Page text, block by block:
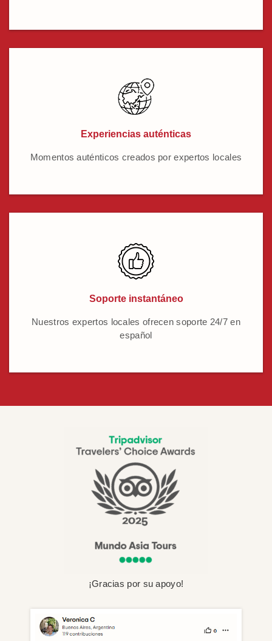
Experiencias auténticas
Momentos auténticos creados por expertos locales
Soporte instantáneo
Nuestros expertos locales ofrecen soporte 24/7 en
español
¡Gracias por su apoyo!